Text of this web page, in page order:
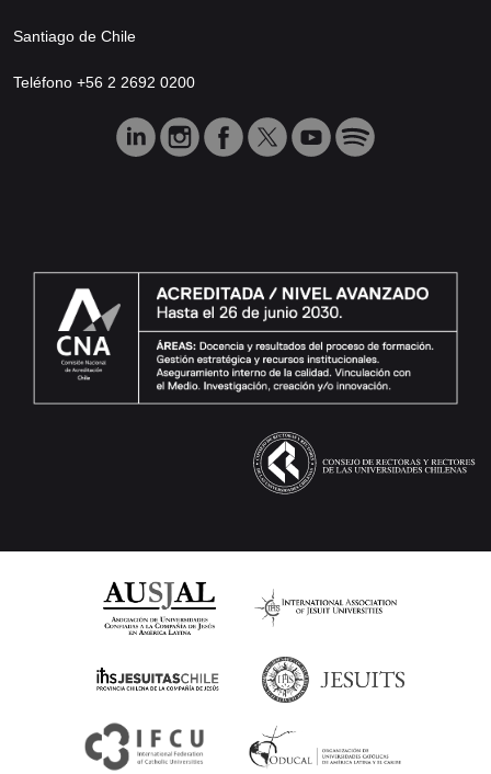
Santiago de Chile
Teléfono +56 2 2692 0200